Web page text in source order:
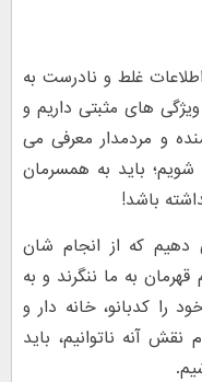
غلط و نادرست به
های مثبتی داریم و
و مردمدار معرفی می
باید به همسرمان
باشد!
که از انجام شان
به ما ننگرند و به
کدبانو، خانه دار و
آنه ناتوانیم، باید